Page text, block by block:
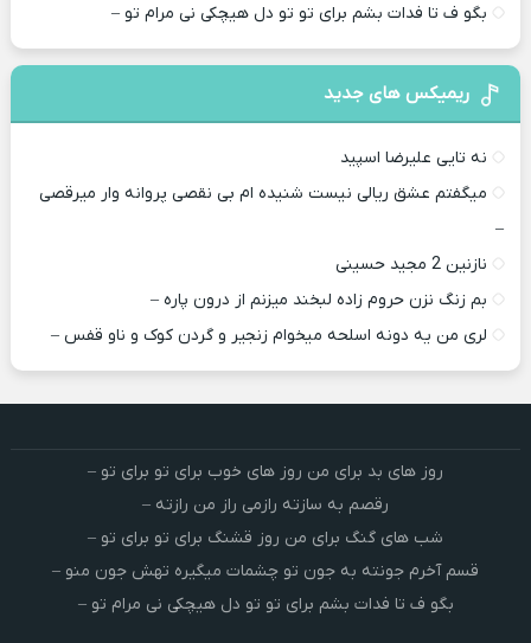
بگو ف تا فدات بشم برای تو تو دل هیچکی نی مرام تو –
ریمیکس های جدید
نه تایی علیرضا اسپید
میگفتم عشق ریالی نیست شنیده ام بی نقصی پروانه وار میرقصی
–
نازنین 2 مجید حسینی
بم زنگ نزن حروم زاده لبخند میزنم از درون پاره –
لری من یه دونه اسلحه میخوام زﻧﺠﻴﺮ و ﮔﺮدن ﻛﻮک و ﻧﺎو ﻗﻔﺲ –
روز های بد برای من روز های خوب برای تو برای تو –
رقصم به سازته رازمی راز من رازته –
شب های گنگ برای من روز قشنگ برای تو برای تو –
قسم آخرم جونته به جون تو چشمات میگیره تهش جون منو –
بگو ف تا فدات بشم برای تو تو دل هیچکی نی مرام تو –